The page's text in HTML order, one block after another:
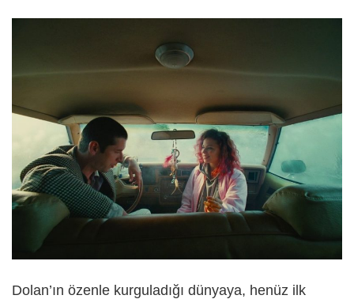
Dolan’ın özenle kurguladığı dünyaya, henüz ilk